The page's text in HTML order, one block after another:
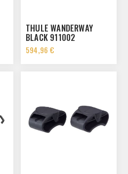
THULE WANDERWAY
BLACK 911002
594,96 €